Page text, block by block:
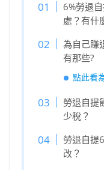
6%勞退
處？有什
為自己賺
有那些?
點此看
勞退自提
少稅？
勞退自提
改？